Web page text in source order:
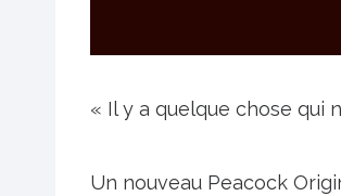
« Il y a quelque chose qui
Un nouveau Peacock